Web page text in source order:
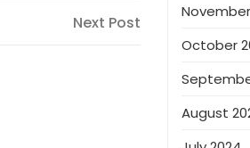
Next Post
October
August